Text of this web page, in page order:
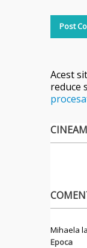
Acest
reduce
Mihaela la
Epoca